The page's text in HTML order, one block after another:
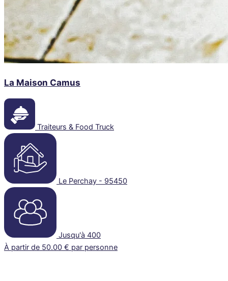
La Maison Camus
Traiteurs & Food Truck
Le Perchay - 95450
Jusqu'à 400
À partir de 50.00 € par personne